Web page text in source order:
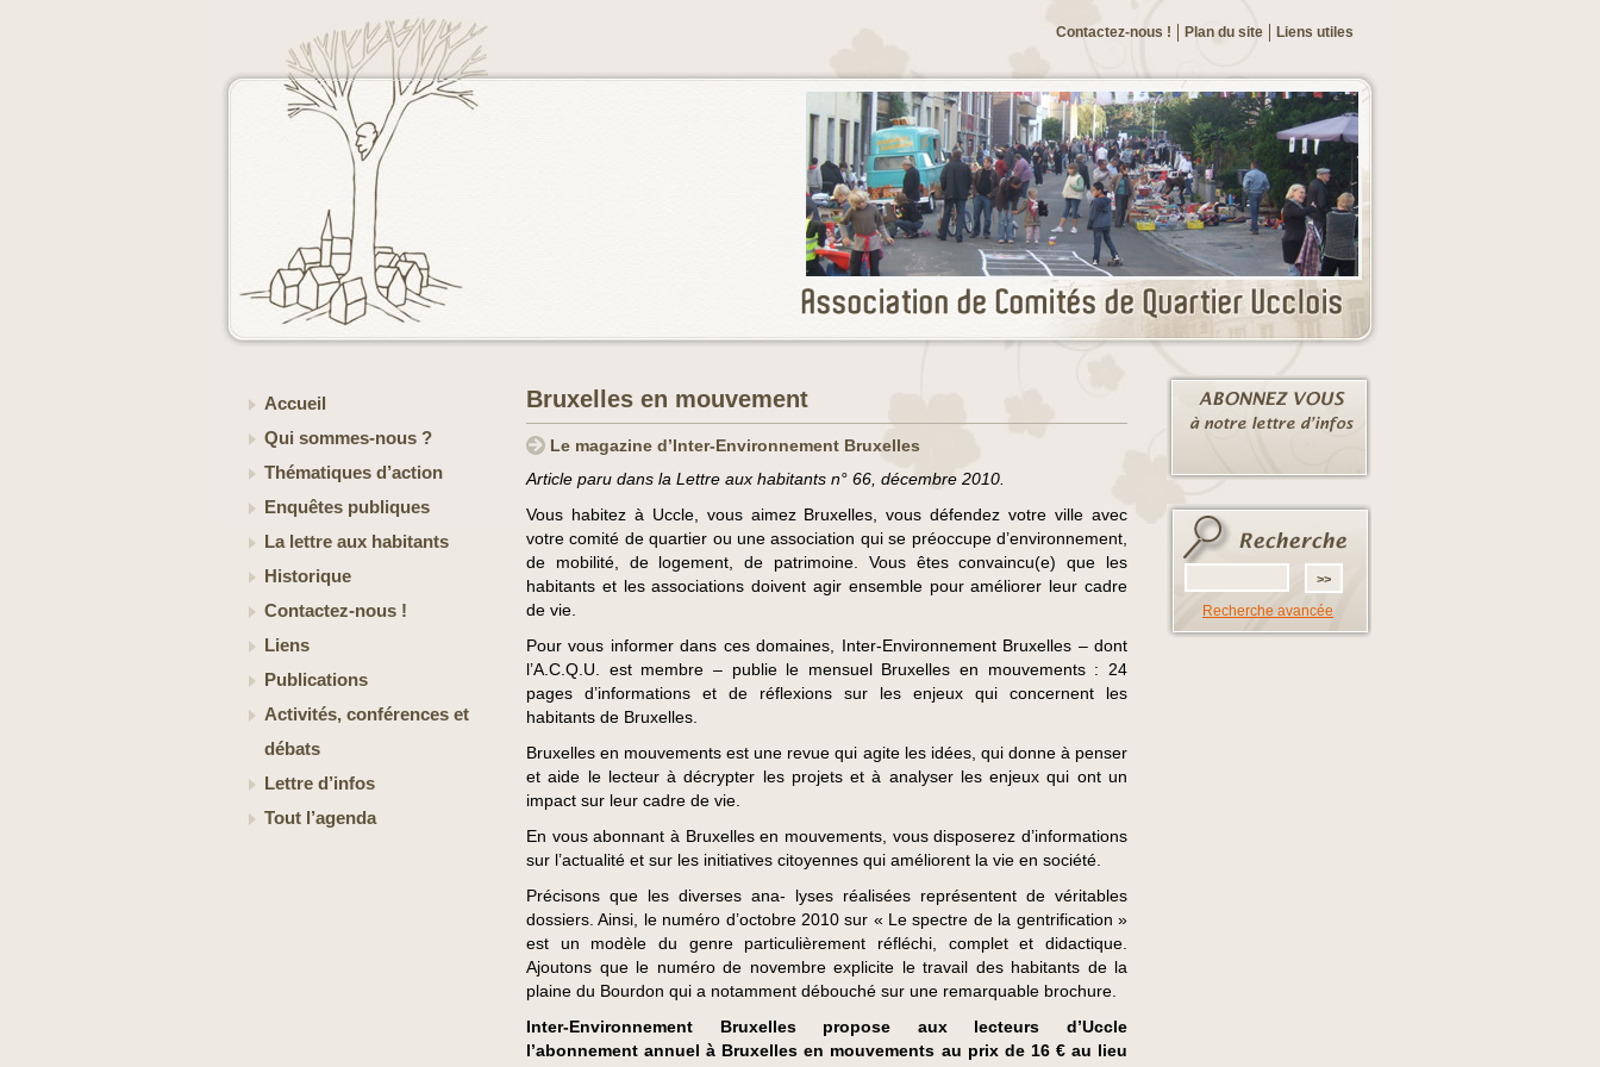
Liens utiles
Plan du site
Contactez-nous !
Accueil
Qui sommes-nous ?
Thématiques d’action
Enquêtes publiques
La lettre aux habitants
Historique
Contactez-nous !
Liens
Publications
Activités, conférences et
débats
Lettre d’infos
Tout l’agenda
Bruxelles en mouvement
Le magazine d’Inter-Environnement Bruxelles
Article paru dans la Lettre aux habitants n° 66, décembre 2010.
Vous habitez à Uccle, vous aimez Bruxelles, vous défendez votre ville avec
votre comité de quartier ou une association qui se préoccupe d’environnement,
de mobilité, de logement, de patrimoine. Vous êtes convaincu(e) que les
habitants et les associations doivent agir ensemble pour améliorer leur cadre
de vie.
Pour vous informer dans ces domaines, Inter-Environnement Bruxelles – dont
l’A.C.Q.U. est membre – publie le mensuel Bruxelles en mouvements : 24
pages d’informations et de réflexions sur les enjeux qui concernent les
habitants de Bruxelles.
Bruxelles en mouvements est une revue qui agite les idées, qui donne à penser
et aide le lecteur à décrypter les projets et à analyser les enjeux qui ont un
impact sur leur cadre de vie.
En vous abonnant à Bruxelles en mouvements, vous disposerez d’informations
sur l’actualité et sur les initiatives citoyennes qui améliorent la vie en société.
Précisons que les diverses ana- lyses réalisées représentent de véritables
dossiers. Ainsi, le numéro d’octobre 2010 sur « Le spectre de la gentrification »
est un modèle du genre particulièrement réfléchi, complet et didactique.
Ajoutons que le numéro de novembre explicite le travail des habitants de la
plaine du Bourdon qui a notamment débouché sur une remarquable brochure.
Inter-Environnement Bruxelles propose aux lecteurs d’Uccle
l’abonnement annuel à Bruxelles en mouvements au prix de 16 € au lieu
Recherche avancée